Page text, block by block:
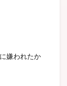
嫌われたか